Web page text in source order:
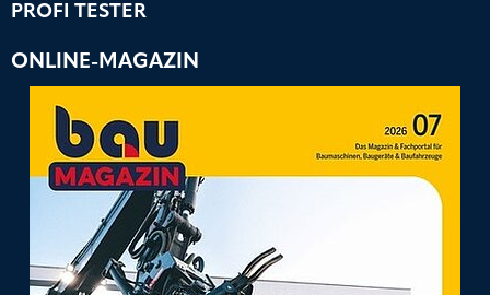
PROFI TESTER
ONLINE-MAGAZIN